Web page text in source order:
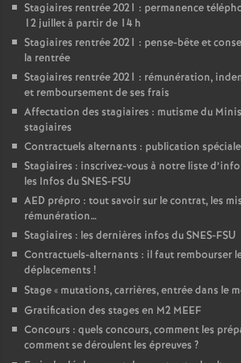
Stagiaires rentrée 2021 : permanence
12 juillet à partir de 14 h
Stagiaires rentrée 2021 : pense-bête et
la rentrée
Stagiaires rentrée 2021 : rémunération,
et remboursement de ses frais
Affectation des stagiaires : mutisme du
stagiaires
Contractuels alternants : publication spéciale
Stagiaires : inscrivez-vous à notre liste
les Infos du SNES-FSU
AED prépro : tout savoir sur le contrat, les
rémunération…
Stagiaires : les dernières infos du SNES-FSU
Contractuels-alternants : il faut rembourser
déplacements !
Stage « mutations, carrières, entrée dans le
Gratification des stages en M2 MEEF
Concours : quels concours, comment les
comment se déroulent les épreuves ?